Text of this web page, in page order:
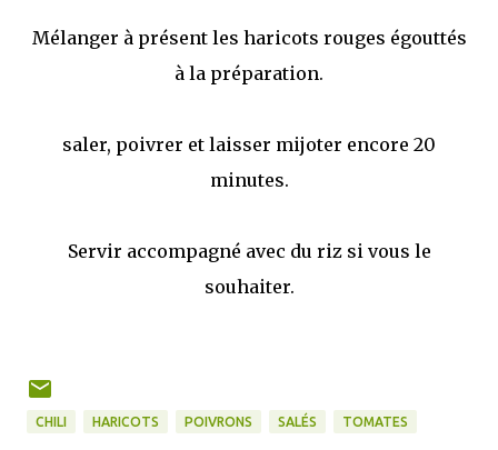
Mélanger à présent les haricots rouges égouttés
à la préparation.
saler, poivrer et laisser mijoter encore 20
minutes.
Servir accompagné avec du riz si vous le
souhaiter.
CHILI HARICOTS POIVRONS SALÉS TOMATES